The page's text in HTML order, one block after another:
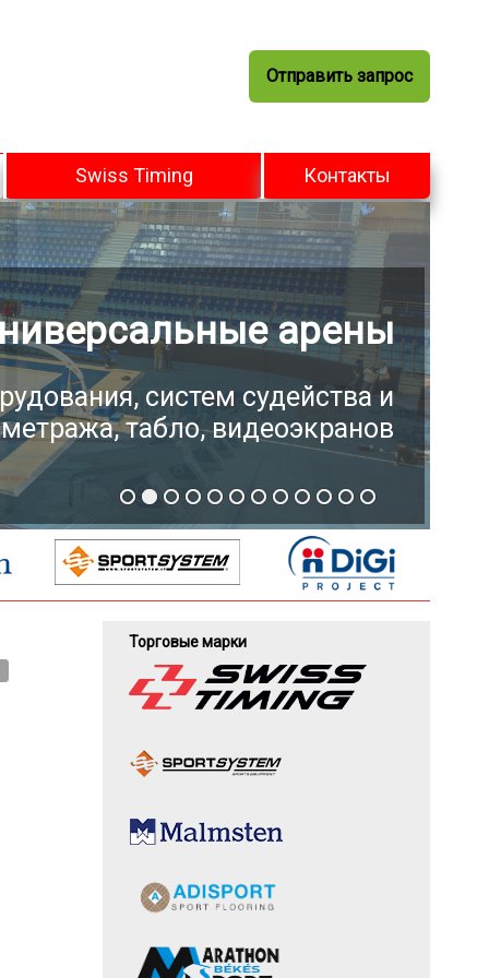
Отправить запрос
Swiss Timing Контакты
арены
систем судейства и
табло, видеоэкранов
Торговые марки